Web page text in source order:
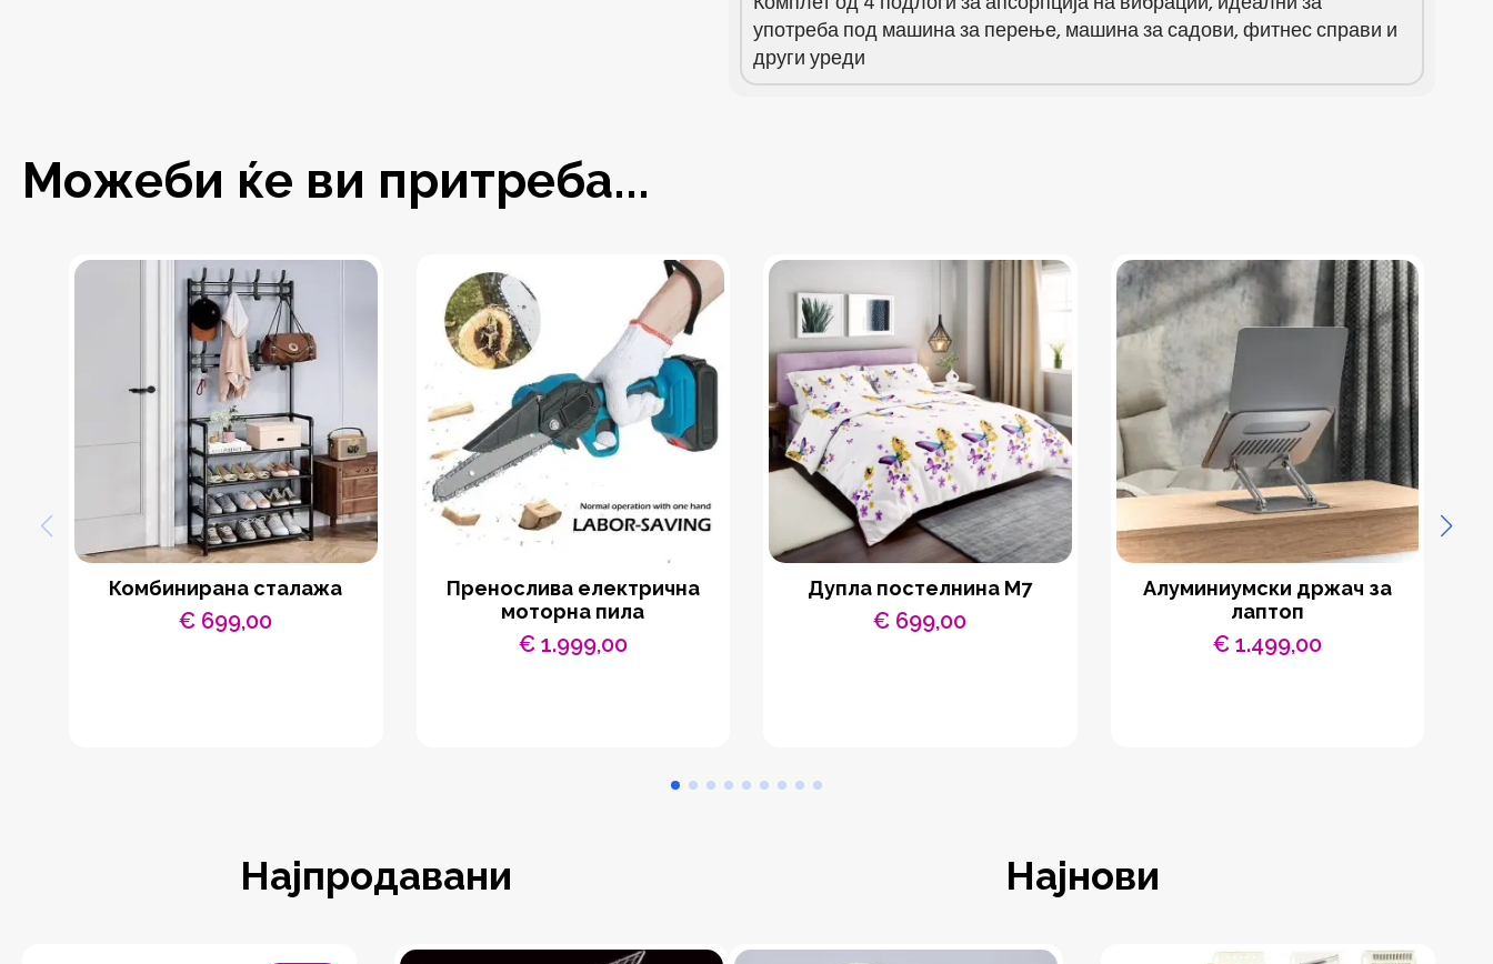
употреба под машина за перење, машина за садови, фитнес справи и
други уреди
Можеби ќе ви притреба...
Комбинирана сталажа
€ 699,00
Пренослива електрична
моторна пила
€1.999,00
Дупла постелнина М7
€ 699,00
Aлуминиумски држач за
лаптоп
€1.499,00
Најпродавани Најнови